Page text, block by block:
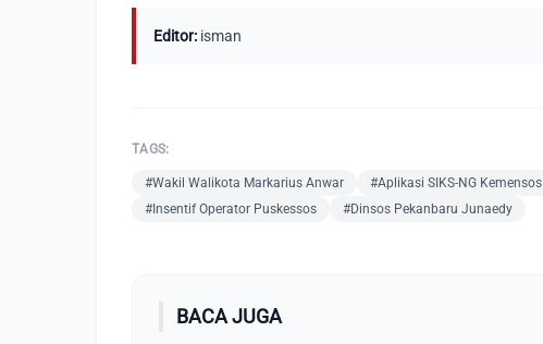
Editor: isman
TAGS:
#Wakil Walikota Markarius Anwar #Aplikasi SIKS-NG Kemensos
#Insentif Operator Puskessos
#Dinsos Pekanbaru Junaedy
BACA JUGA